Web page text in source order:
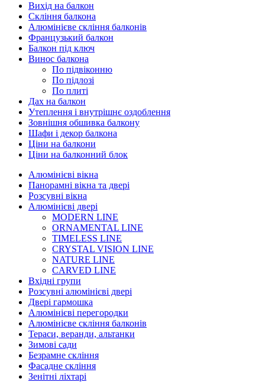
Вихід на балкон
Скління балкона
Алюмінієве скління балконів
Французький балкон
Балкон під ключ
Винос балкона
По підвіконню
По підлозі
По плиті
Дах на балкон
Утеплення і внутрішнє оздоблення
Зовнішня обшивка балкону
Шафи і декор балкона
Ціни на балкони
Ціни на балконний блок
Алюмінієві вікна
Панорамні вікна та двері
Розсувні вікна
Алюмінієві двері
MODERN LINE
ORNAMENTAL LINE
TIMELESS LINE
CRYSTAL VISION LINE
NATURE LINE
CARVED LINE
Вхідні групи
Розсувні алюмінієві двері
Двері гармошка
Алюмінієві перегородки
Алюмінієве скління балконів
Тераси, веранди, альтанки
Зимові сади
Безрамне скління
Фасадне скління
Зенітні ліхтарі